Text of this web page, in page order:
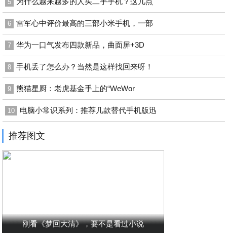
5
6 雷军心中评价最高的三部小米手机，一部
7 华为一口气发布四款新品，曲面屏+3D
8 手机丢了怎么办？当然是这样找回来呀！
9 熊猫星厨：老虎基金手上的“WeWor
10 电脑小常识系列：推荐几款替代手机版迅
推荐图文
刚看《梦回大清》，要不是看过小说